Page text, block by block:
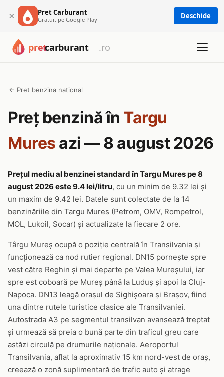
× Pret Carburant
Gratuit pe Google Play Deschide
← Pret benzina national
Preț benzină în Targu
Mures azi — 8 august 2026
Prețul mediu al benzinei standard în Targu Mures pe 8
august 2026 este 9.4 lei/litru, cu un minim de 9.32 lei și
un maxim de 9.42 lei. Datele sunt colectate de la 14
benzinăriile din Targu Mures (Petrom, OMV, Rompetrol,
MOL, Lukoil, Socar) și actualizate la fiecare 2 ore.
Târgu Mureș ocupă o poziție centrală în Transilvania și
funcționează ca nod rutier regional. DN15 pornește spre
vest către Reghin și mai departe pe Valea Mureșului, iar
spre est coboară pe Mureș până la Luduș și apoi la Cluj-
Napoca. DN13 leagă orașul de Sighișoara și Brașov, fiind
una dintre rutele turistice clasice ale Transilvaniei.
Autostrada A3 pe segmentul transilvan avansează treptat
și urmează să preia o bună parte din traficul greu care
astăzi circulă pe drumurile naționale. Aeroportul
Transilvania, aflat la aproximativ 15 km nord-vest de oraș,
creează o zonă suplimentară de trafic auto și atrage